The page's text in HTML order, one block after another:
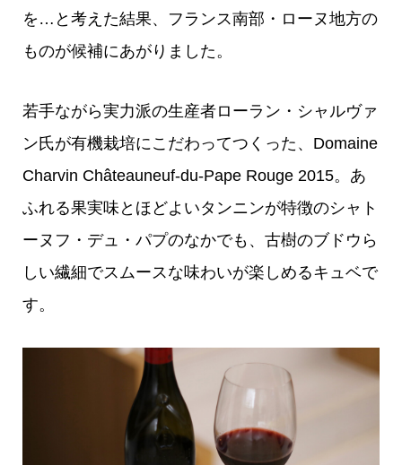
を…と考えた結果、フランス南部・ローヌ地方の
ものが候補にあがりました。
若手ながら実力派の生産者ローラン・シャルヴァ
ン氏が有機栽培にこだわってつくった、Domaine
Charvin Châteauneuf-du-Pape Rouge 2015。あ
ふれる果実味とほどよいタンニンが特徴のシャト
ーヌフ・デュ・パプのなかでも、古樹のブドウら
しい繊細でスムースな味わいが楽しめるキュベで
す。